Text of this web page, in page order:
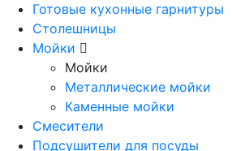
Готовые кухонные гарнитуры
Столешницы
Мойки
Мойки
Металлические мойки
Каменные мойки
Смесители
Подсушители для посуды